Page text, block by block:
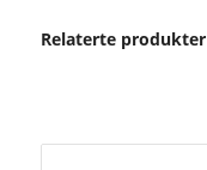
Relaterte produkter